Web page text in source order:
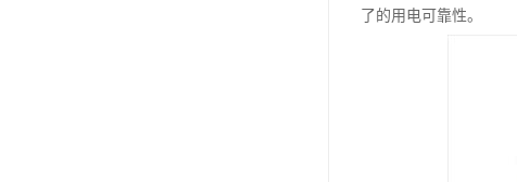
了的用电可靠性。